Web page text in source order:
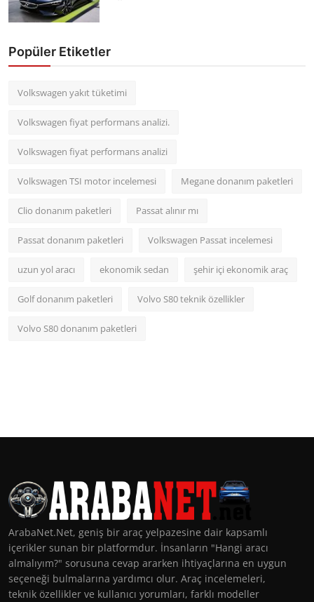
Popüler Etiketler
Volkswagen yakıt tüketimi
Volkswagen fiyat performans analizi.
Volkswagen fiyat performans analizi
Volkswagen TSI motor incelemesi Megane donanım paketleri
Clio donanım paketleri Passat alınır mı
Passat donanım paketleri Volkswagen Passat incelemesi
uzun yol aracı ekonomik sedan şehir içi ekonomik araç
Golf donanım paketleri Volvo S80 teknik özellikler
Volvo S80 donanım paketleri
ArabaNet.Net, geniş bir araç yelpazesine dair kapsamlı
içerikler sunan bir platformdur. İnsanların "Hangi aracı
almalıyım?" sorusuna cevap ararken ihtiyaçlarına en uygun
seçeneği bulmalarına yardımcı olur. Araç incelemeleri,
teknik özellikler ve kullanıcı yorumları, farklı modeller